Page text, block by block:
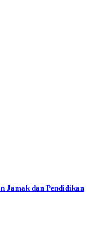
Jamak dan Pendidikan